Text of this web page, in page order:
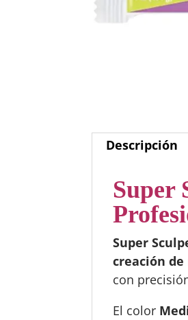
Descripción
Super
Super
creación
con
El color